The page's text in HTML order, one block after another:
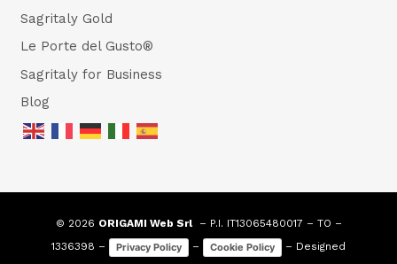
Sagritaly Gold
Le Porte del Gusto®
Sagritaly for Business
Blog
© 2026 ORIGAMI Web Srl– P.I. IT13065480017 – TO –
1336398 –
Privacy Policy – Cookie Policy
– Designed